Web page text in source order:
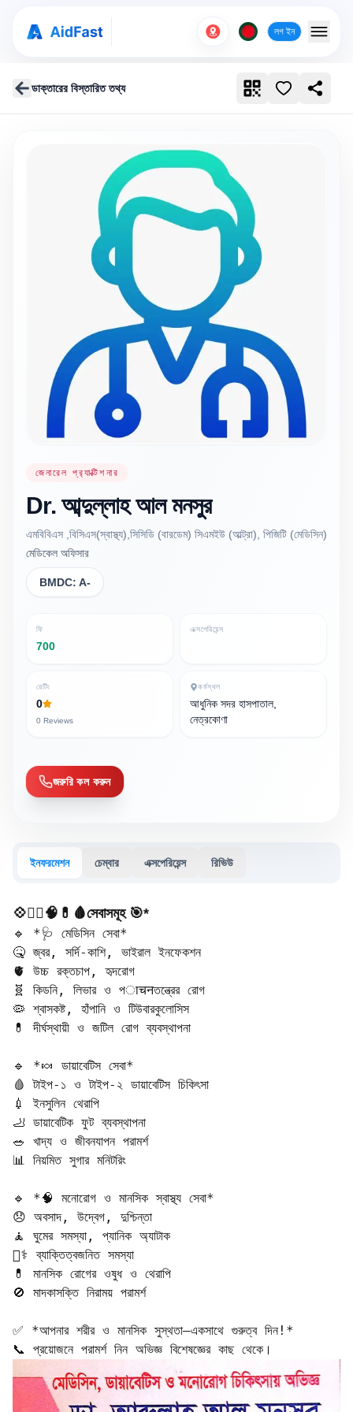
লগ ইন
ডাক্তারের বিস্তারিত তথ্য
জেনারেল প্র‍্যাক্টিশনার
Dr. আব্দুল্লাহ আল মনসুর
এমবিবিএস ,বিসিএস(স্বাস্থ্য),সিসিডি (বারডেম) সিএমইউ (আল্ট্রা), পিজিটি (মেডিসিন)
মেডিকেল অফিসার
BMDC: A-
ফি
700
এক্সপেরিয়েন্স
রেটিং
0
0 Reviews
কর্মস্থল
আধুনিক সদর হাসপাতাল,
নেত্রকোণা
জরুরি কল করুন
ইনফরমেশন চেম্বার এক্সপেরিয়েন্স রিভিউ
💠🧑‍⚕️🧠💊🩸সেবাসমূহ 🎯*
🔹 *🩺 মেডিসিন সেবা*
🤒 জ্বর, সর্দি-কাশি, ভাইরাল ইনফেকশন
🫀 উচ্চ রক্তচাপ, হৃদরোগ
🧬 কিডনি, লিভার ও পाचनতন্ত্রের রোগ
🦠 শ্বাসকষ্ট, হাঁপানি ও টিউবারকুলোসিস
💊 দীর্ঘস্থায়ী ও জটিল রোগ ব্যবস্থাপনা
🔹 *🍬 ডায়াবেটিস সেবা*
🩸 টাইপ-১ ও টাইপ-২ ডায়াবেটিস চিকিৎসা
💉 ইনসুলিন থেরাপি
🦶 ডায়াবেটিক ফুট ব্যবস্থাপনা
🥗 খাদ্য ও জীবনযাপন পরামর্শ
📊 নিয়মিত সুগার মনিটরিং
🔹 *🧠 মনোরোগ ও মানসিক স্বাস্থ্য সেবা*
😞 অবসাদ, উদ্বেগ, দুশ্চিন্তা
🧘 ঘুমের সমস্যা, প্যানিক অ্যাটাক
🧑‍⚕️ ব্যাক্তিত্বজনিত সমস্যা
💊 মানসিক রোগের ওষুধ ও থেরাপি
🚫 মাদকাসক্তি নিরাময় পরামর্শ
✅ *আপনার শরীর ও মানসিক সুস্থতা—একসাথে গুরুত্ব দিন!*
📞 প্রয়োজনে পরামর্শ নিন অভিজ্ঞ বিশেষজ্ঞের কাছ থেকে।